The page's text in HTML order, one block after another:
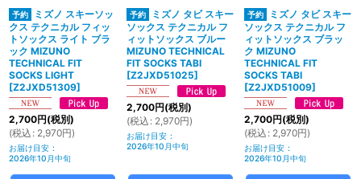
ミズノ スキーソッ
クス テクニカル フィッ
トソックス ライト ブラ
ック MIZUNO
TECHNICAL FIT
SOCKS LIGHT
[Z2JXD51309]
2,700円(税別)
(税込 : 2,970円)
お届け目安 :
2026年10月中旬
ミズノ タビ スキー
ソックス テクニカル フ
ィットソックス ブルー
MIZUNO TECHNICAL
FIT SOCKS TABI
[Z2JXD51025]
2,700円(税別)
(税込 : 2,970円)
お届け目安 :
2026年10月中旬
ミズノ タビ スキー
ソックス テクニカル フ
ィットソックス ブラッ
ク MIZUNO
TECHNICAL FIT
SOCKS TABI
[Z2JXD51009]
2,700円(税別)
(税込 : 2,970円)
お届け目安 :
2026年10月中旬